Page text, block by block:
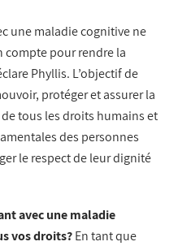
une maladie cognitive ne
compte pour rendre la
Phyllis. L’objectif de
protéger et assurer la
tous les droits humains et
des personnes
le respect de leur dignité
avec une maladie
vos droits?En tant que